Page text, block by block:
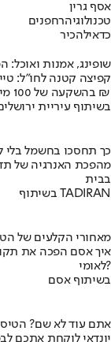
אסף גרין
טכנולוגיהרחפנים
כדאילהכיר
שופינג, אמנות
קפיצה קטנה לחו"ל:
בהשקעה של 100 מיליון ₪
בשיתוף עיריית
כך תחסכו בחשמל בלי
מהפכת האנרגיה של
בבית
בשיתוף TADIRAN
מאחורי הקלעים של
לאומי?
בשיתוף אסם
אתם עוד לא שם?
יונדאי לוקחת אתכם